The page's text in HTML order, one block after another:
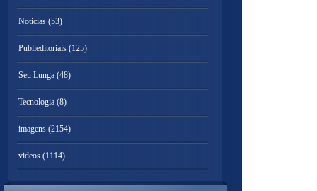
Noticias (53)
Publieditoriais (125)
Seu Lunga (48)
Tecnologia (8)
imagens (2154)
videos (1114)